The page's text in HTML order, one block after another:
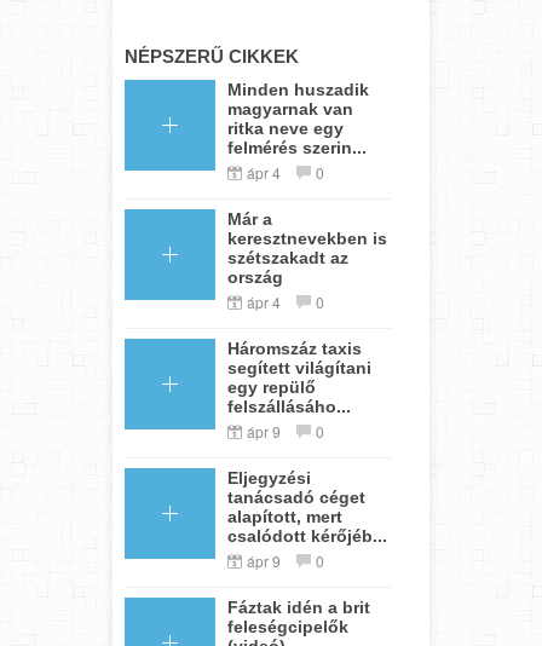
NÉPSZERŰ CIKKEK
Minden huszadik
magyarnak van
ritka neve egy
felmérés szerin...
ápr 4 0
Már a
keresztnevekben is
szétszakadt az
ország
ápr 4 0
Háromszáz taxis
segített világítani
egy repülő
felszállásáho...
ápr 9 0
Eljegyzési
tanácsadó céget
alapított, mert
csalódott kérőjéb...
ápr 9 0
Fáztak idén a brit
feleségcipelők